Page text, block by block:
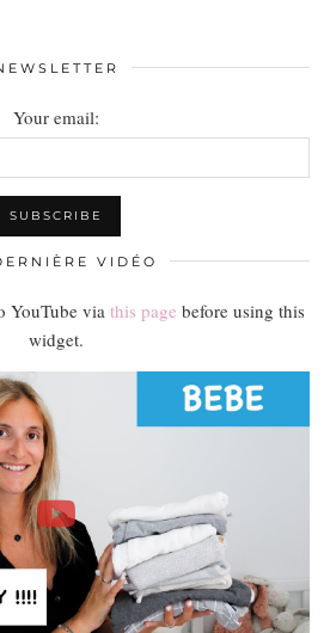
Your email:
VIDÉO
YouTube via this page before using this
widget.